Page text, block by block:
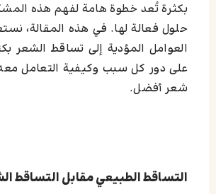
بكثرة تُعد خطوة هامة لفهم هذه
حلول فعالة لها. في هذه المقالة،
العوامل المؤدية إلى تساقط الشعر
على دور كل سبب وكيفية التعامل
شعر أفضل.
التساقط الطبيعي مقابل التساقط